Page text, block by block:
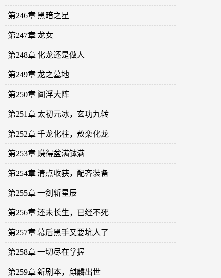
第246章 黑暗之星
第247章 龙女
第248章 化龙还是做人
第249章 龙之墓地
第250章 阎浮大阵
第251章 太初元冰，玄功九转
第252章 千龙化柱，敖栾化龙
第253章 赚得盆满钵满
第254章 清点收获，配齐装备
第255章 一剑斩星辰
第256章 还未长生，已经不死
第257章 幕后黑手又要坑人了
第258章 一切尽在掌握
第259章 新剧本，麒麟出世